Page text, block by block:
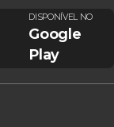
DISPONÍVEL NO
Google
Play